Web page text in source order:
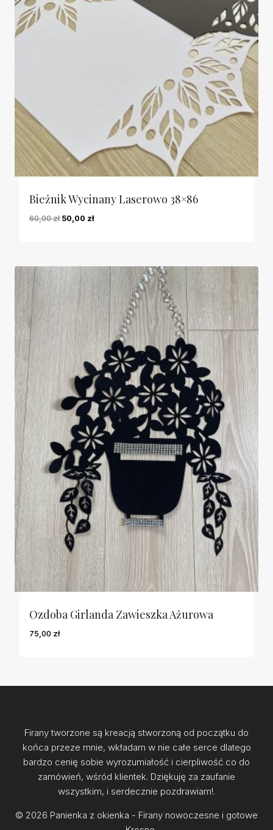
Bieżnik Wycinany Laserowo 38×86
60,00zł Pierwotna
50,00 złAktualna
Ozdoba Girlanda Zawieszka Ażurowa
75,00 zł
Firany tworzone są kreacją stworzoną od początku do
końca przeze mnie, wkładam w nie całe serce dlatego
bardzo cenię sobie wyrozumiałość i cierpliwość co do
zamówień, wśród klientek. Dziękuję za zaufanie
wszystkim, i serdecznie pozdrawiam!.
© 2026 Panienka z okienka - Firany nowoczesne i gotowe